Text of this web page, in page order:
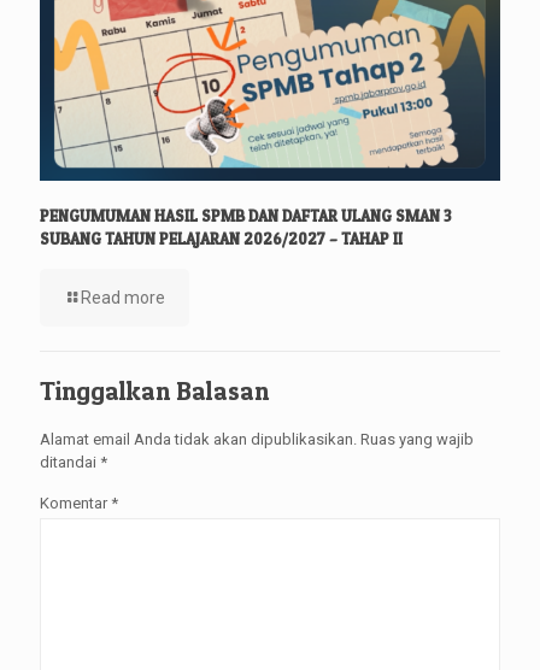
PENGUMUMAN HASIL SPMB DAN DAFTAR ULANG SMAN 3
SUBANG TAHUN PELAJARAN 2026/2027 – TAHAP II
Read more
Tinggalkan Balasan
Alamat email Anda tidak akan dipublikasikan. Ruas yang wajib
ditandai *
Komentar *